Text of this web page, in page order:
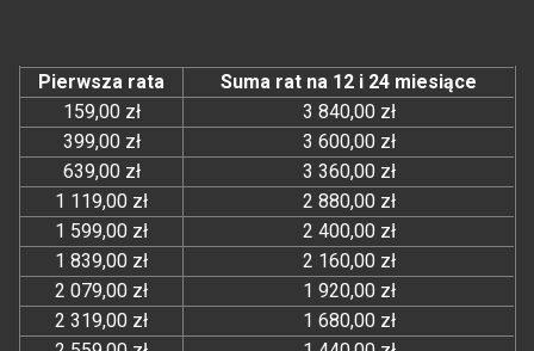
Pierwsza rata
Suma rat na 12 i 24 miesiące
159,00 zł
3 840,00 zł
399,00 zł
3 600,00 zł
639,00 zł
3 360,00 zł
1 119,00 zł
2 880,00 zł
1 599,00 zł
2 400,00 zł
1 839,00 zł
2 160,00 zł
2 079,00 zł
1 920,00 zł
2 319,00 zł
1 680,00 zł